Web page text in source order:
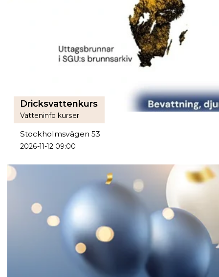
Dricksvattenkurs
Vatteninfo kurser
Stockholmsvägen 53
2026-11-12 09:00